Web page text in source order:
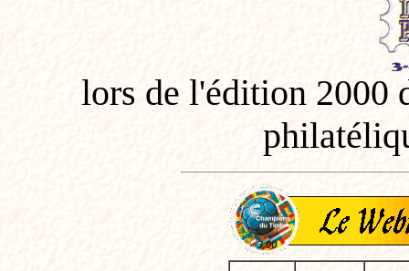
lors de l'édition 2000